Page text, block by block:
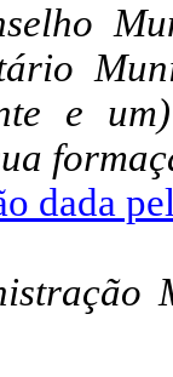
e
dada